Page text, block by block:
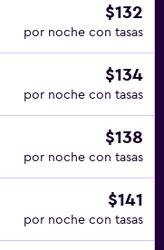
$132
por noche con tasas
$134
por noche con tasas
$138
por noche con tasas
$141
por noche con tasas